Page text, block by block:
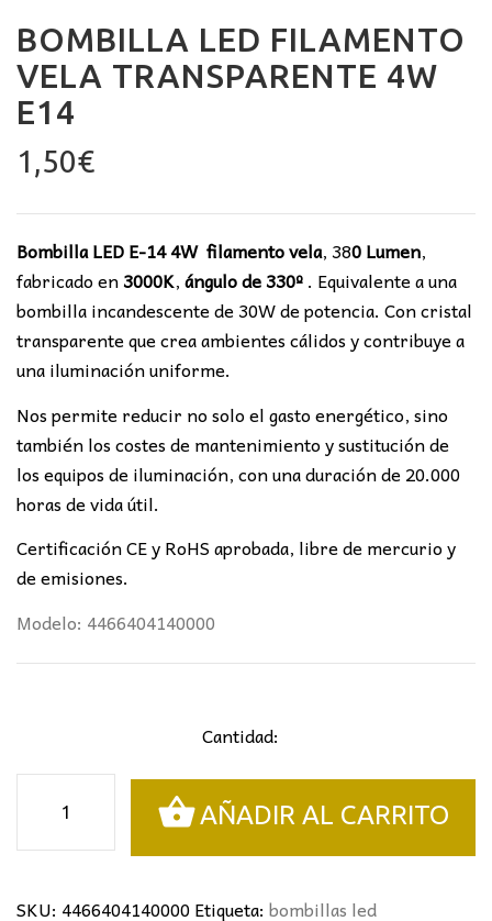
BOMBILLA LED FILAMENTO
VELA TRANSPARENTE 4W
E14
1,50€
Bombilla LED E-14 4W filamento vela, 380 Lumen,
fabricado en3000K,ángulo de 330º. Equivalente a una
bombilla incandescente de 30W de potencia. Con cristal
transparente que crea ambientes cálidos y contribuye a
una iluminación uniforme.
Nos permite reducir no solo el gasto energético, sino
también los costes de mantenimiento y sustitución de
los equipos de iluminación, con una duración de 20.000
horas de vida útil.
Certificación CE y RoHS aprobada, libre de mercurio y
de emisiones.
Modelo: 4466404140000
Cantidad:
Filamento
Transparente
AÑADIR AL CARRITO
SKU: 4466404140000Etiqueta: bombillas led